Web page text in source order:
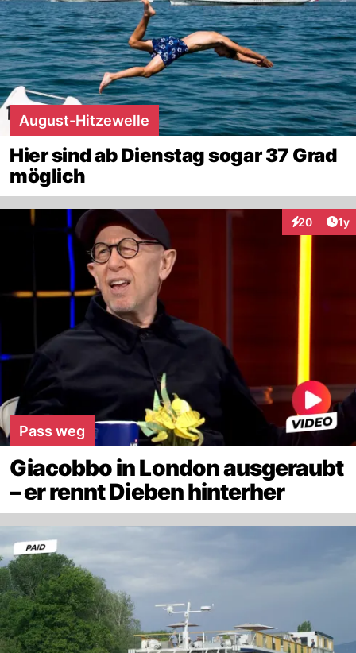
August-Hitzewelle
Hier sind ab Dienstag sogar 37 Grad
möglich
20 1y
Pass weg
Giacobbo in London ausgeraubt
– er rennt Dieben hinterher